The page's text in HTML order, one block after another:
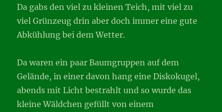
Da gabs den viel zu kleinen Teich, mit viel zu
viel Grünzeug drin aber doch immer eine gute
Abkühlung bei dem Wetter.
Da waren ein paar Baumgruppen auf dem
Gelände, in einer davon hang eine Diskokugel,
abends mit Licht bestrahlt und so wurde das
kleine Wäldchen gefüllt von einem